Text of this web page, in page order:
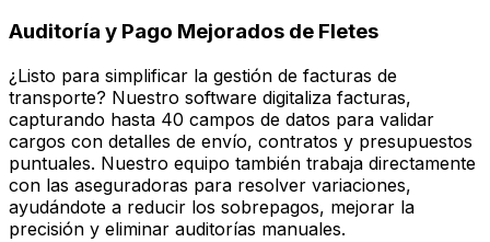
Auditoría y Pago Mejorados de Fletes
¿Listo para simplificar la gestión de facturas de
transporte? Nuestro software digitaliza facturas,
capturando hasta 40 campos de datos para validar
cargos con detalles de envío, contratos y presupuestos
puntuales. Nuestro equipo también trabaja directamente
con las aseguradoras para resolver variaciones,
ayudándote a reducir los sobrepagos, mejorar la
precisión y eliminar auditorías manuales.